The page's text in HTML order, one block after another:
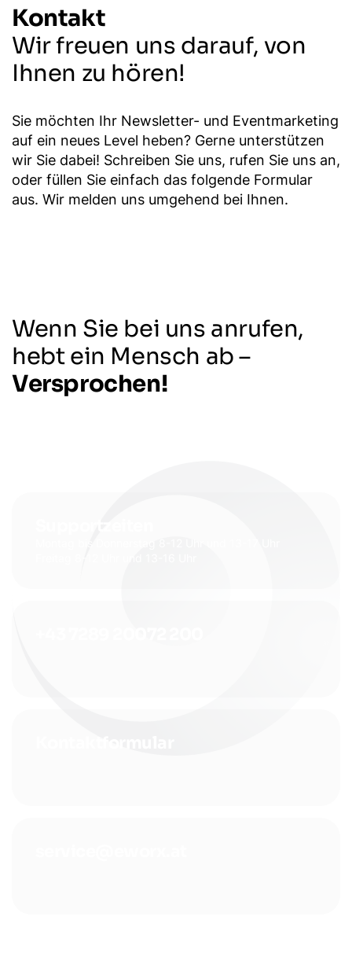
Kontakt
Wir freuen uns darauf, von
Ihnen zu hören!
Sie möchten Ihr Newsletter- und Eventmarketing
auf ein neues Level heben? Gerne unterstützen
wir Sie dabei! Schreiben Sie uns, rufen Sie uns an,
oder füllen Sie einfach das folgende Formular
aus. Wir melden uns umgehend bei Ihnen.
Wenn Sie bei uns anrufen,
hebt ein Mensch ab –
Versprochen!